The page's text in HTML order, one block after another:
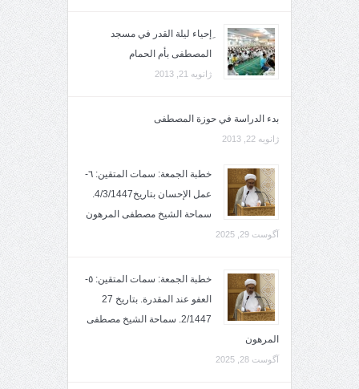
ِإحياء ليلة القدر في مسجد
المصطفى بأم الحمام
ژانویه 21, 2013
بدء الدراسة في حوزة المصطفى
ژانویه 22, 2013
خطبة الجمعة: سمات المتقين: ٦-
عمل الإحسان بتاريخ4/3/1447.
سماحة الشيخ مصطفى المرهون
آگوست 29, 2025
خطبة الجمعة: سمات المتقين: ٥-
العفو عند المقدرة. بتاريخ 27
2/1447. سماحة الشيخ مصطفى
المرهون
آگوست 28, 2025